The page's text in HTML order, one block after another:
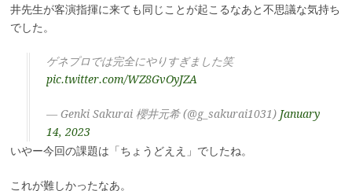
井先生が客演指揮に来ても同じことが起こるなあと不思議な気持ち
でした。
ゲネプロでは完全にやりすぎました笑
pic.twitter.com/WZ8GvOyJZA
— Genki Sakurai 櫻井元希 (@g_sakurai1031) January
14, 2023
いやー今回の課題は「ちょうどええ」でしたね。
これが難しかったなあ。